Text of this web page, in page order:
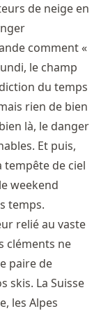
de neige en
comment «
le champ
du temps
rien de bien
là, le danger
Et puis,
de ciel
weekend
temps.
relié au vaste
cléments ne
paire de
skis. La Suisse
les Alpes